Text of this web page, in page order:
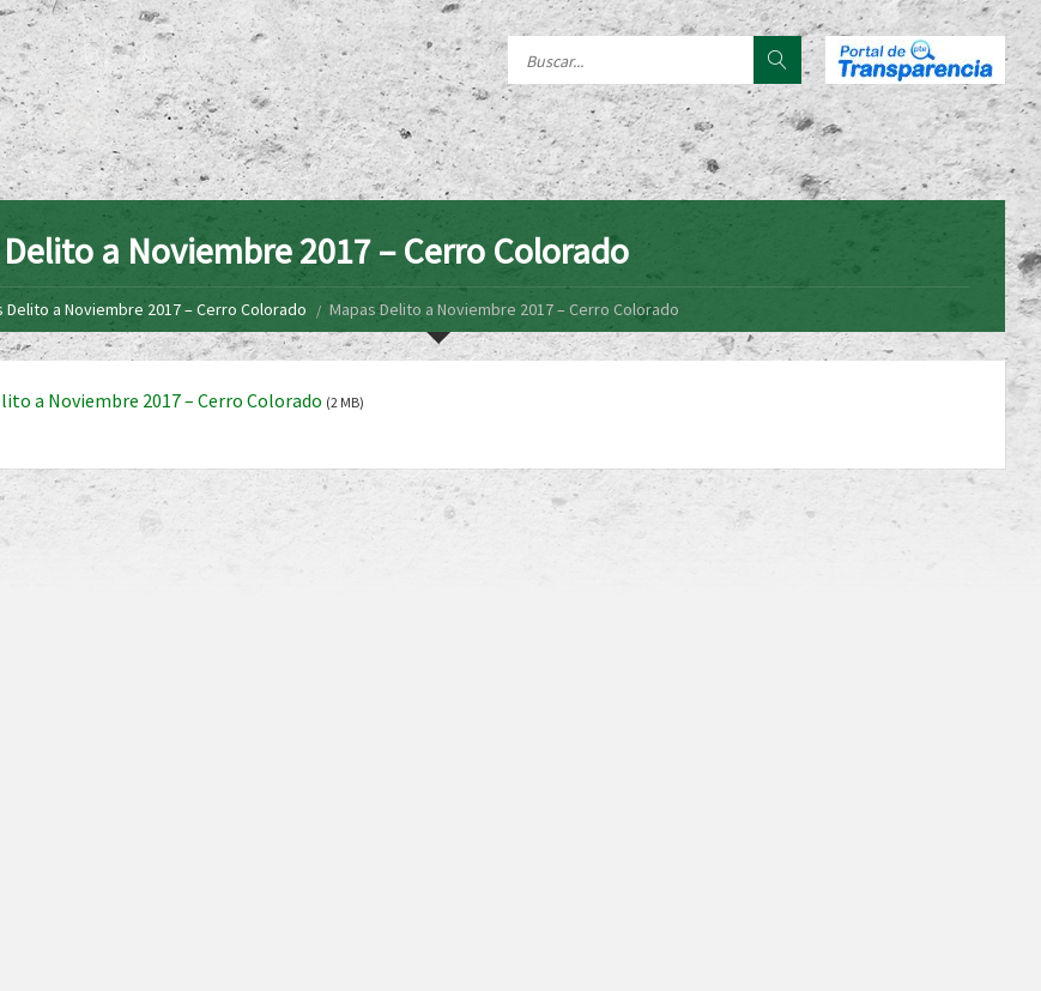
a Noviembre 2017 – Cerro Colorado
Delito a Noviembre 2017 – Cerro Colorado Mapas Delito a Noviembre 2017 – Cerro Colorado
a Noviembre 2017 – Cerro Colorado (2 MB)